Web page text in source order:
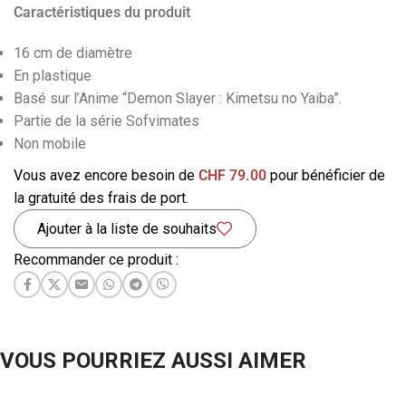
Caractéristiques du produit
16 cm de diamètre
En plastique
Basé sur l’Anime “Demon Slayer : Kimetsu no Yaiba”.
Partie de la série Sofvimates
Non mobile
Vous avez encore besoin de CHF 79.00 pour bénéficier de
la gratuité des frais de port.
Ajouter à la liste de souhaits
Recommander ce produit :
VOUS POURRIEZ AUSSI AIMER